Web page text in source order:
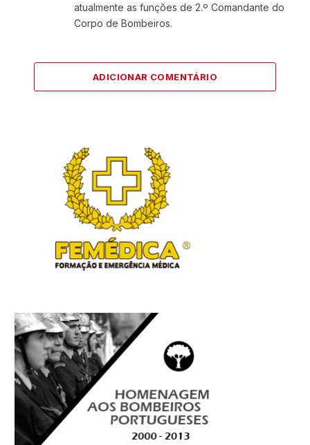
atualmente as funções de 2.º Comandante do
Corpo de Bombeiros.
ADICIONAR COMENTÁRIO